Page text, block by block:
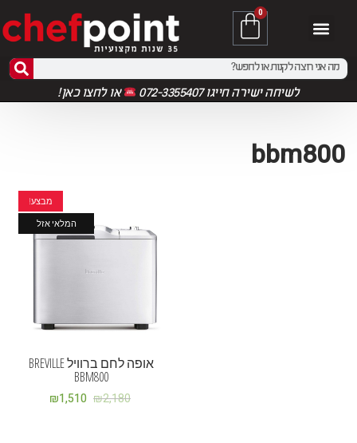
0
לשיחה ישירה חייגו 072-3355407 אולחצו כאן!
bbm800
מבצע!
המלאי אזל
אופה לחם ברוויל BREVILLE
BBM800
₪2,180
₪1,510